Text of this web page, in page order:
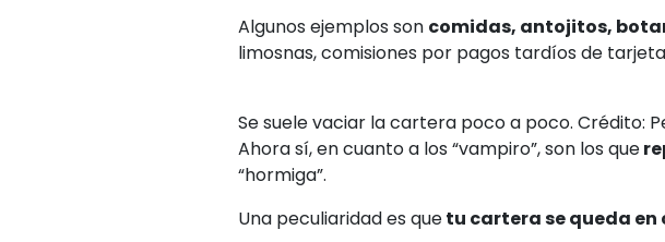
Algunos ejemplos son comidas, antojitos,
limosnas, comisiones por pagos tardíos de
Se suele vaciar la cartera poco a poco. Crédito:
Ahora sí, en cuanto a los “vampiro”, son los que
“hormiga”.
Una peculiaridad es quetu cartera se queda en